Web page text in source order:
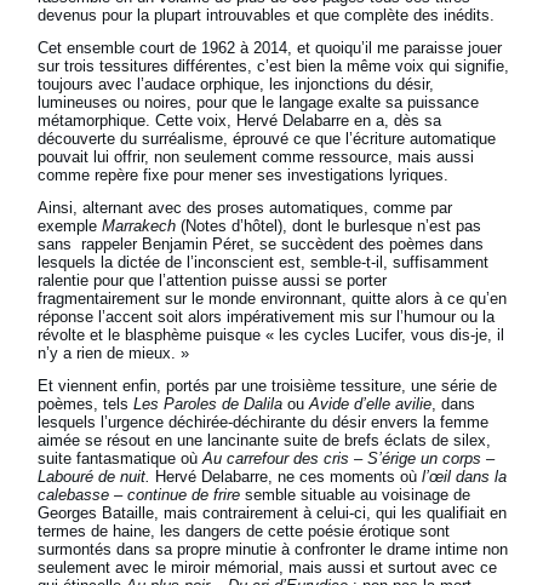
devenus pour la plupart introuvables et que complète des inédits.
Cet ensemble court de 1962 à 2014, et quoiqu’il me paraisse jouer
sur trois tessitures différentes, c’est bien la même voix qui signifie,
toujours avec l’audace orphique, les injonctions du désir,
lumineuses ou noires, pour que le langage exalte sa puissance
métamorphique. Cette voix, Hervé Delabarre en a, dès sa
découverte du surréalisme, éprouvé ce que l’écriture automatique
pouvait lui offrir, non seulement comme ressource, mais aussi
comme repère fixe pour mener ses investigations lyriques.
Ainsi, alternant avec des proses automatiques, comme par
exempleMarrakech (Notes d’hôtel), dont le burlesque n’est pas
sans rappeler Benjamin Péret, se succèdent des poèmes dans
lesquels la dictée de l’inconscient est, semble-t-il, suffisamment
ralentie pour que l’attention puisse aussi se porter
fragmentairement sur le monde environnant, quitte alors à ce qu’en
réponse l’accent soit alors impérativement mis sur l’humour ou la
révolte et le blasphème puisque « les cycles Lucifer, vous dis-je, il
n’y a rien de mieux. »
Et viennent enfin, portés par une troisième tessiture, une série de
poèmes, telsLes Paroles de Dalila ouAvide d’elle avilie, dans
lesquels l’urgence déchirée-déchirante du désir envers la femme
aimée se résout en une lancinante suite de brefs éclats de silex,
suite fantasmatique oùAu carrefour des cris – S’érige un corps –
Labouré de nuit. Hervé Delabarre, ne ces moments oùl’œil dans la
calebasse – continue de friresemble situable au voisinage de
Georges Bataille, mais contrairement à celui-ci, qui les qualifiait en
termes de haine, les dangers de cette poésie érotique sont
surmontés dans sa propre minutie à confronter le drame intime non
seulement avec le miroir mémorial, mais aussi et surtout avec ce